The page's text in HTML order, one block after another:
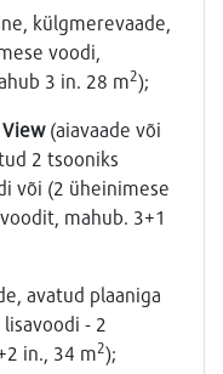
külgmerevaade,
voodi,
3 in. 28 m2);
View (aiavaade või
2 tsooniks
või (2 üheinimese
mahub. 3+1
avatud plaaniga
- 2
in., 34 m2);